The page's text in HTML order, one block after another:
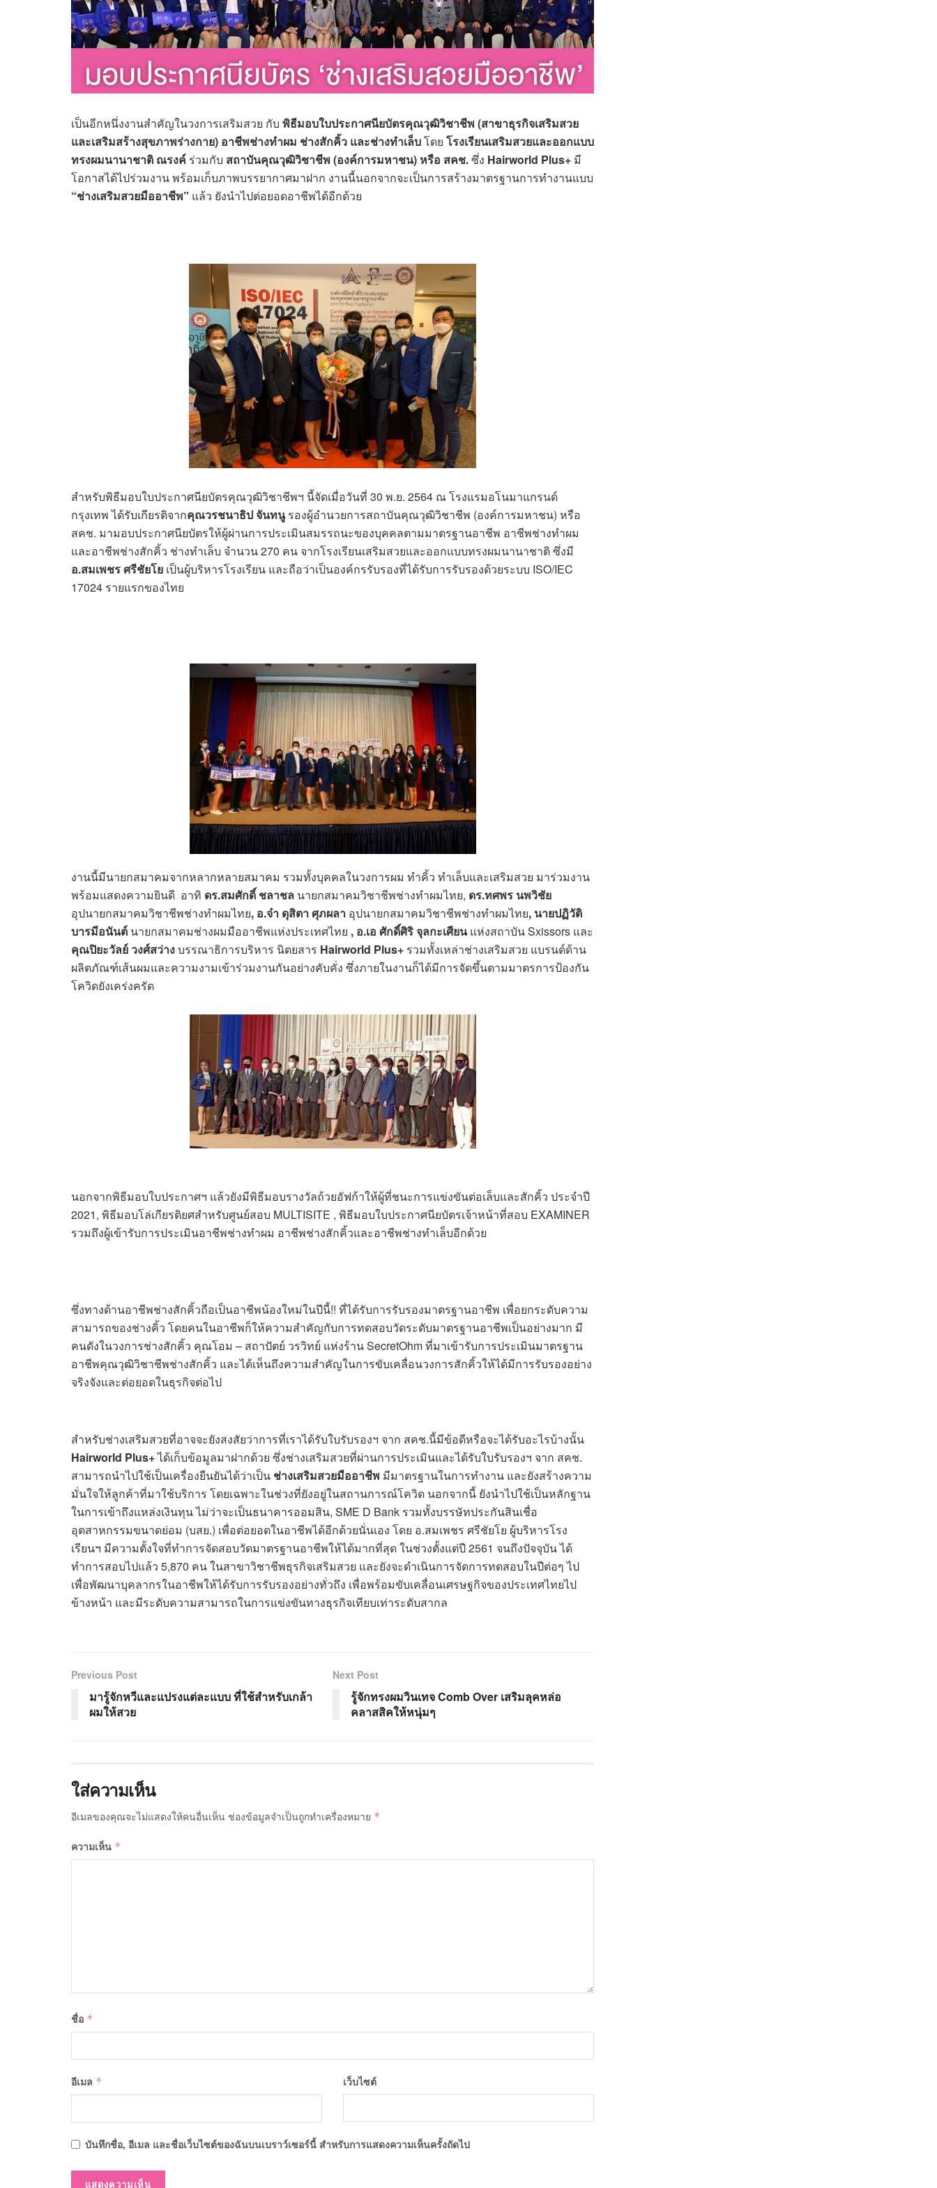
เป็นอีกหนึ่งงานสำคัญในวงการเสริมสวย กับ พิธีมอบใบประกาศนียบัตรคุณวุฒิวิชาชีพ (สาขาธุรกิจเสริมสวย
และเสริมสร้างสุขภาพร่างกาย) อาชีพช่างทำผม ช่างสักคิ้ว และช่างทำเล็บโดย โรงเรียนเสริมสวยและออกแบบ
ทรงผมนานาชาติ ณรงค์ ร่วมกับ สถาบันคุณวุฒิวิชาชีพ (องค์การมหาชน) หรือ สคช.ซึ่ง Hairworld Plus+ มี
โอกาสได้ไปร่วมงาน พร้อมเก็บภาพบรรยากาศมาฝาก งานนี้นอกจากจะเป็นการสร้างมาตรฐานการทำงานแบบ
“ช่างเสริมสวยมืออาชีพ” แล้ว ยังนำไปต่อยอดอาชีพได้อีกด้วย
สำหรับพิธีมอบใบประกาศนียบัตรคุณวุฒิวิชาชีพฯ นี้จัดเมื่อวันที่ 30 พ.ย. 2564 ณ โรงแรมอโนมาแกรนด์
กรุงเทพ ได้รับเกียรติจากคุณวรชนาธิป จันทนูรองผู้อำนวยการสถาบันคุณวุฒิวิชาชีพ (องค์การมหาชน) หรือ
สคช. มามอบประกาศนียบัตรให้ผู้ผ่านการประเมินสมรรถนะของบุคคลตามมาตรฐานอาชีพ อาชีพช่างทำผม
และอาชีพช่างสักคิ้ว ช่างทำเล็บ จำนวน 270 คน จากโรงเรียนเสริมสวยและออกแบบทรงผมนานาชาติ ซึ่งมี
อ.สมเพชร ศรีชัยโย เป็นผู้บริหารโรงเรียน และถือว่าเป็นองค์กรรับรองที่ได้รับการรับรองด้วยระบบ ISO/IEC
17024 รายแรกของไทย
งานนี้มีนายกสมาคมจากหลากหลายสมาคม รวมทั้งบุคคลในวงการผม ทำคิ้ว ทำเล็บและเสริมสวย มาร่วมงาน
พร้อมแสดงความยินดี อาทิ ดร.สมศักดิ์ ชลาชล นายกสมาคมวิชาชีพช่างทำผมไทย, ดร.ทศพร นพวิชัย
อุปนายกสมาคมวิชาชีพช่างทำผมไทย, อ.จ๋า ดุสิตา ศุภผลา อุปนายกสมาคมวิชาชีพช่างทำผมไทย, นายปฏิวัติ
บารมีอนันต์ นายกสมาคมช่างผมมืออาชีพแห่งประเทศไทย , อ.เอ ศักดิ์ศิริ จุลกะเศียนแห่งสถาบัน Sxissors และ
คุณปิยะวัลย์ วงศ์สว่างบรรณาธิการบริหาร นิตยสาร Hairworld Plus+ รวมทั้งเหล่าช่างเสริมสวย แบรนด์ด้าน
ผลิตภัณฑ์เส้นผมและความงามเข้าร่วมงานกันอย่างคับคั่ง ซึ่งภายในงานก็ได้มีการจัดขึ้นตามมาตรการป้องกัน
โควิดยังเคร่งครัด
นอกจากพิธีมอบใบประกาศฯ แล้วยังมีพิธีมอบรางวัลถ้วยอัฟก้าให้ผู้ที่ชนะการแข่งขันต่อเล็บและสักคิ้ว ประจำปี
2021, พิธีมอบโล่เกียรติยศสำหรับศูนย์สอบ MULTISITE , พิธีมอบใบประกาศนียบัตรเจ้าหน้าที่สอบ EXAMINER
รวมถึงผู้เข้ารับการประเมินอาชีพช่างทำผม อาชีพช่างสักคิ้วและอาชีพช่างทำเล็บอีกด้วย
ซึ่งทางด้านอาชีพช่างสักคิ้วถือเป็นอาชีพน้องใหม่ในปีนี้!! ที่ได้รับการรับรองมาตรฐานอาชีพ เพื่อยกระดับความ
สามารถของช่างคิ้ว โดยคนในอาชีพก็ให้ความสำคัญกับการทดสอบวัดระดับมาตรฐานอาชีพเป็นอย่างมาก มี
คนดังในวงการช่างสักคิ้ว คุณโอม – สถาปัตย์ วรวิทย์ แห่งร้าน SecretOhm ที่มาเข้ารับการประเมินมาตรฐาน
อาชีพคุณวุฒิวิชาชีพช่างสักคิ้ว และได้เห็นถึงความสำคัญในการขับเคลื่อนวงการสักคิ้วให้ได้มีการรับรองอย่าง
จริงจังและต่อยอดในธุรกิจต่อไป
สำหรับช่างเสริมสวยที่อาจจะยังสงสัยว่าการที่เราได้รับใบรับรองฯ จาก สคช.นี้มีข้อดีหรือจะได้รับอะไรบ้างนั้น
Hairworld Plus+ได้เก็บข้อมูลมาฝากด้วย ซึ่งช่างเสริมสวยที่ผ่านการประเมินและได้รับใบรับรองฯ จาก สคช.
สามารถนำไปใช้เป็นเครื่องยืนยันได้ว่าเป็น ช่างเสริมสวยมืออาชีพ มีมาตรฐานในการทำงาน และยังสร้างความ
มั่นใจให้ลูกค้าที่มาใช้บริการ โดยเฉพาะในช่วงที่ยังอยู่ในสถานการณ์โควิด นอกจากนี้ ยังนำไปใช้เป็นหลักฐาน
ในการเข้าถึงแหล่งเงินทุน ไม่ว่าจะเป็นธนาคารออมสิน, SME D Bank รวมทั้งบรรษัทประกันสินเชื่อ
อุตสาหกรรมขนาดย่อม (บสย.) เพื่อต่อยอดในอาชีพได้อีกด้วยนั่นเอง โดย อ.สมเพชร ศรีชัยโย ผู้บริหารโรง
เรียนฯ มีความตั้งใจที่ทำการจัดสอบวัดมาตรฐานอาชีพให้ได้มากที่สุด ในช่วงตั้งแต่ปี 2561 จนถึงปัจจุบัน ได้
ทำการสอบไปแล้ว 5,870 คน ในสาขาวิชาชีพธุรกิจเสริมสวย และยังจะดำเนินการจัดการทดสอบในปีต่อๆ ไป
เพื่อพัฒนาบุคลากรในอาชีพให้ได้รับการรับรองอย่างทั่วถึง เพื่อพร้อมขับเคลื่อนเศรษฐกิจของประเทศไทยไป
ข้างหน้า และมีระดับความสามารถในการแข่งขันทางธุรกิจเทียบเท่าระดับสากล
Previous Post
มารู้จักหวีและแปรงแต่ละแบบ ที่ใช้สำหรับเกล้า
ผมให้สวย
Next Post
รู้จักทรงผมวินเทจ Comb Over เสริมลุคหล่อ
คลาสสิคให้หนุ่มๆ
ใส่ความเห็น
อีเมลของคุณจะไม่แสดงให้คนอื่นเห็น ช่องข้อมูลจำเป็นถูกทำเครื่องหมาย *
ความเห็น *
ชื่อ *
อีเมล * เว็บไซต์
บันทึกชื่อ, อีเมล และชื่อเว็บไซต์ของฉันบนเบราว์เซอร์นี้ สำหรับการแสดงความเห็นครั้งถัดไป